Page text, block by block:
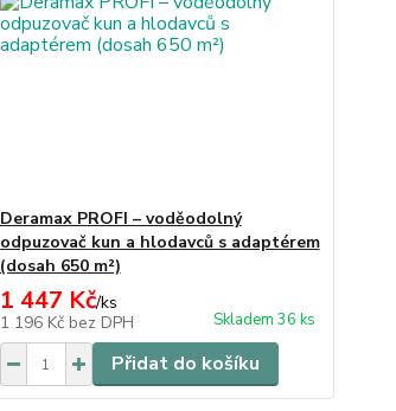
Deramax PROFI – voděodolný
odpuzovač kun a hlodavců s adaptérem
(dosah 650 m²)
1 447 Kč/ks
1 196 Kč bez DPH Skladem 36 ks
Přidat do košíku